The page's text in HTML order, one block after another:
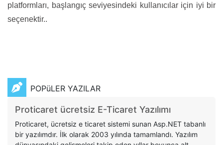
platformları, başlangıç seviyesindeki kullanıcılar için iyi bir
seçenektir..
POPüLER YAZILAR
Proticaret ücretsiz E-Ticaret Yazılımı
Proticaret, ücretsiz e ticaret sistemi sunan Asp.NET tabanlı
bir yazılımdır. İlk olarak 2003 yılında tamamlandı. Yazılım